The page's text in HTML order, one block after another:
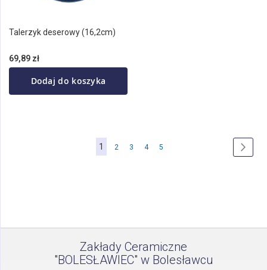
Talerzyk deserowy (16,2cm)
69,89 zł
Dodaj do koszyka
Strona
Aktualnie
1 Strona
2 Strona
3 Strona
4 Strona
5
Zakłady Ceramiczne
"BOLESŁAWIEC" w Bolesławcu